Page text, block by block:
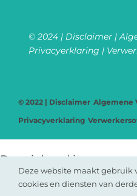
© 2024 | Disclaimer |
Privacyerklaring |
© 2022 | Disclaimer Algemene
Privacyverklaring
Deze inhoud is
en kan fouten bevatten.
Deze website maakt gebruik
cookies en diensten van